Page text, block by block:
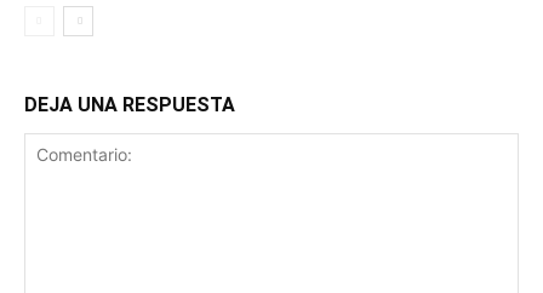
DEJA UNA RESPUESTA